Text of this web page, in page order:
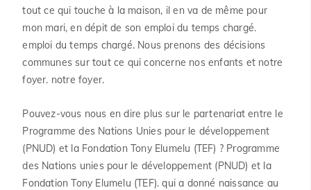
tout ce qui touche à la maison, il en va de même pour
mon mari, en dépit de son emploi du temps chargé.
emploi du temps chargé. Nous prenons des décisions
communes sur tout ce qui concerne nos enfants et notre
foyer. notre foyer.
Pouvez-vous nous en dire plus sur le partenariat entre le
Programme des Nations Unies pour le développement
(PNUD) et la Fondation Tony Elumelu (TEF) ? Programme
des Nations unies pour le développement (PNUD) et la
Fondation Tony Elumelu (TEF). qui a donné naissance au